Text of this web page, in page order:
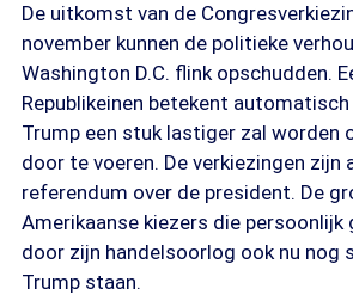
De uitkomst van de
november kunnen de politieke
Washington D.C. flink opschudden.
Republikeinen betekent
Trump een stuk lastiger zal worden
door te voeren. De verkiezingen zijn
referendum over de president. De
Amerikaanse kiezers die
door zijn handelsoorlog ook nu nog
Trump staan.